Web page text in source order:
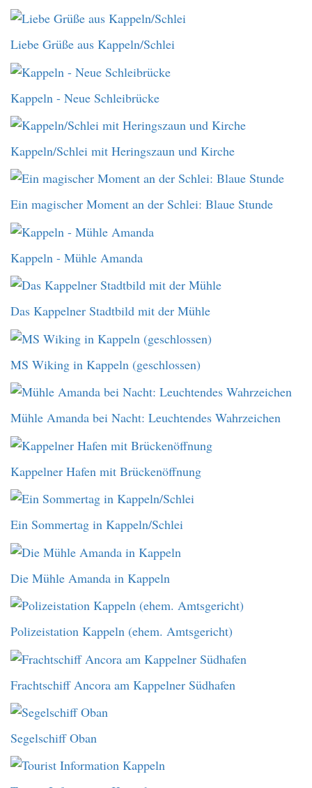
Liebe Grüße aus Kappeln/Schlei
Kappeln - Neue Schleibrücke
Kappeln/Schlei mit Heringszaun und Kirche
Ein magischer Moment an der Schlei: Blaue Stunde
Kappeln - Mühle Amanda
Das Kappelner Stadtbild mit der Mühle
MS Wiking in Kappeln (geschlossen)
Mühle Amanda bei Nacht: Leuchtendes Wahrzeichen
Kappelner Hafen mit Brückenöffnung
Ein Sommertag in Kappeln/Schlei
Die Mühle Amanda in Kappeln
Polizeistation Kappeln (ehem. Amtsgericht)
Frachtschiff Ancora am Kappelner Südhafen
Segelschiff Oban